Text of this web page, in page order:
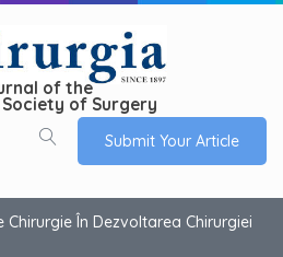
of the
of Surgery
Submit Your Article
Chirurgie În Dezvoltarea Chirurgiei